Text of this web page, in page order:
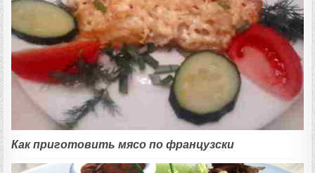
Как приготовить мясо по французски